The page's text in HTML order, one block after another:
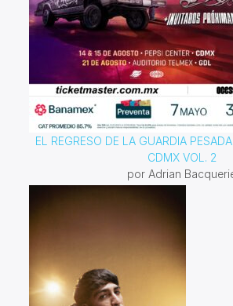
EL REGRESO DE LA GUARDIA
CDMX VOL. 2
por Adrian